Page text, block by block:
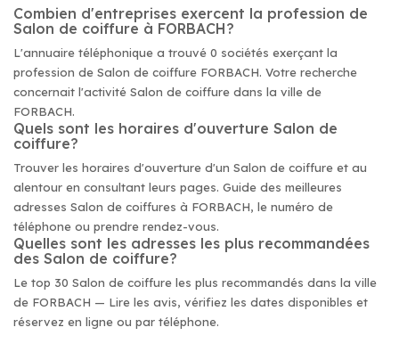
Combien d'entreprises exercent la profession de
Salon de coiffure à FORBACH?
L'annuaire téléphonique a trouvé 0 sociétés exerçant la
profession de Salon de coiffure FORBACH. Votre recherche
concernait l'activité Salon de coiffure dans la ville de
FORBACH.
Quels sont les horaires d'ouverture Salon de
coiffure?
Trouver les horaires d'ouverture d'un Salon de coiffure et au
alentour en consultant leurs pages. Guide des meilleures
adresses Salon de coiffures à FORBACH, le numéro de
téléphone ou prendre rendez-vous.
Quelles sont les adresses les plus recommandées
des Salon de coiffure?
Le top 30 Salon de coiffure les plus recommandés dans la ville
de FORBACH — Lire les avis, vérifiez les dates disponibles et
réservez en ligne ou par téléphone.